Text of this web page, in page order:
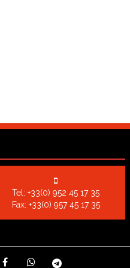
Tel:+33(0) 952 45 17 35
Fax: +33(0) 957 45 17 35